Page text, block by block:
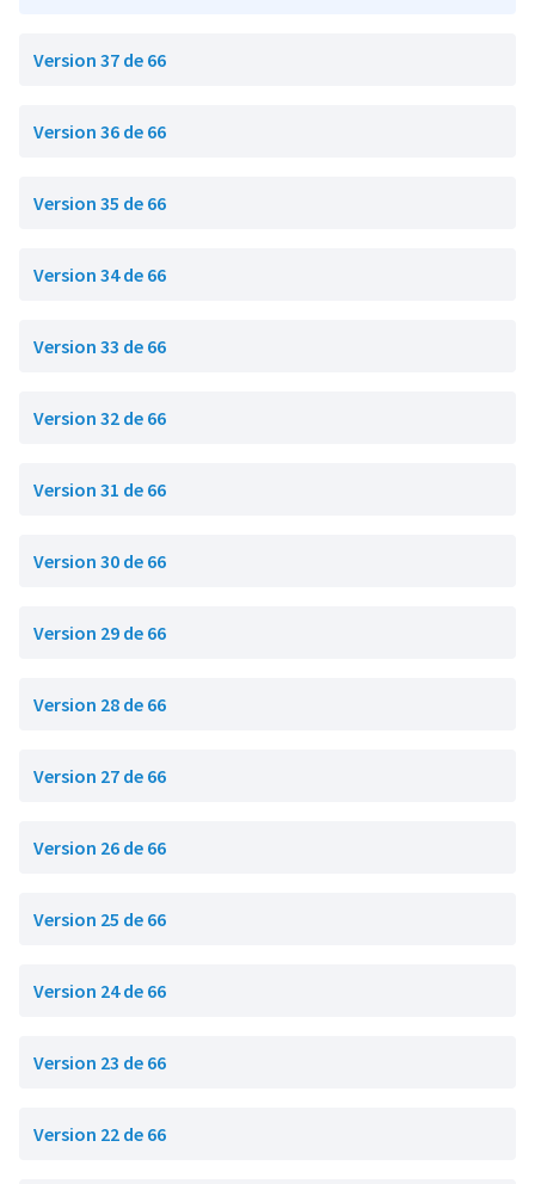
Version 37 de 66
Version 36 de 66
Version 35 de 66
Version 34 de 66
Version 33 de 66
Version 32 de 66
Version 31 de 66
Version 30 de 66
Version 29 de 66
Version 28 de 66
Version 27 de 66
Version 26 de 66
Version 25 de 66
Version 24 de 66
Version 23 de 66
Version 22 de 66